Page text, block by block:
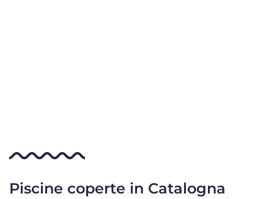
Piscine coperte in Catalogna